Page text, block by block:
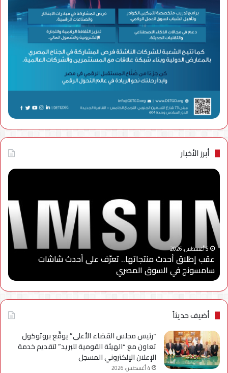
أبرز الأخبار
عقب
منتجاتها..
تعرّف
على
أحدث
شاشات
سامسونج
في
السوق
المصري
5 أغسطس، 2026
عقب إطلاق أحدث منتجاتها.. تعرّف على أحدث شاشات
سامسونج في السوق المصري
مع
أضيف حديثاً
“رئيس مجلس القضاء الأعلى” يوقّع بروتوكول
تعاون مع “الهيئة القومية للبريد” لتقديم خدمة
الإعلان الإلكتروني المسجل
4 أغسطس، 2026